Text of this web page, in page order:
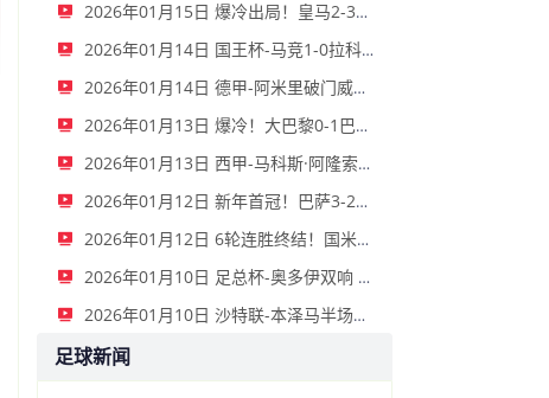
2026年01月15日 爆冷出局！皇马2-3遭西乙队阿尔瓦塞特补时绝杀 无缘国王杯8强
2026年01月14日 国王杯-马竞1-0拉科鲁尼亚 格列兹曼十分角任意球破门+远射中横梁
2026年01月14日 德甲-阿米里破门威德默建功 美因茨2-1海登海姆
2026年01月13日 爆冷！大巴黎0-1巴黎FC止步法国杯32强 登贝莱失单刀埃梅里中框
2026年01月13日 西甲-马科斯·阿隆索点射制胜 塞尔塔客场1-0塞维利亚
2026年01月12日 新年首冠！巴萨3-2皇马卫冕西超杯 拉菲尼亚双响维尼修斯一条龙
2026年01月12日 6轮连胜终结！国米2-2那不勒斯 麦克托米奈双响恰20点射孔蒂染红
2026年01月10日 足总杯-奥多伊双响 点球大战诺丁汉森林6-7雷克瑟姆
2026年01月10日 沙特联-本泽马半场戴帽 吉达联合4-0拉斯永恒
足球新闻